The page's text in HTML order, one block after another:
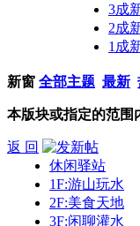
3成
2成
1成
新窗 全部主题 最新
本版块或指定的范围
返 回
休闲驿站
1F:游山玩水
2F:美食天地
3F:闲聊灌水